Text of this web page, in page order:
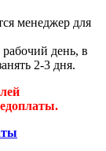
менеджер для
день, в
2-3 дня.